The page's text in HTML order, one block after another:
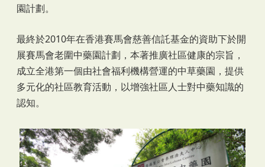
園計劃。
最終於2010年在香港賽馬會慈善信託基金的資助下於開
展賽馬會老圍中藥園計劃，本著推廣社區健康的宗旨，
成立全港第一個由社會福利機構營運的中草藥園，提供
多元化的社區教育活動，以增強社區人士對中藥知識的
認知。